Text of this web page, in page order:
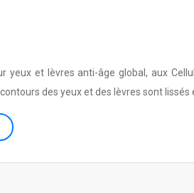
yeux et lèvres anti-âge global, aux
des yeux et des lèvres sont lissés